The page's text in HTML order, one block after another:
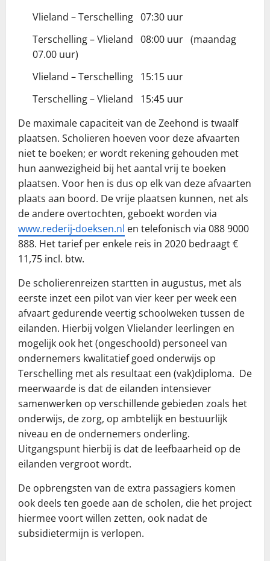
Vlieland – Terschelling 07:30 uur
Terschelling – Vlieland 08:00 uur (maandag
07.00 uur)
Vlieland – Terschelling 15:15 uur
Terschelling – Vlieland 15:45 uur
De maximale capaciteit van de Zeehond is twaalf
plaatsen. Scholieren hoeven voor deze afvaarten
niet te boeken; er wordt rekening gehouden met
hun aanwezigheid bij het aantal vrij te boeken
plaatsen. Voor hen is dus op elk van deze afvaarten
plaats aan boord. De vrije plaatsen kunnen, net als
de andere overtochten, geboekt worden via
www.rederij-doeksen.nl en telefonisch via 088 9000
888. Het tarief per enkele reis in 2020 bedraagt €
11,75 incl. btw.
De scholierenreizen startten in augustus, met als
eerste inzet een pilot van vier keer per week een
afvaart gedurende veertig schoolweken tussen de
eilanden. Hierbij volgen Vlielander leerlingen en
mogelijk ook het (ongeschoold) personeel van
ondernemers kwalitatief goed onderwijs op
Terschelling met als resultaat een (vak)diploma. De
meerwaarde is dat de eilanden intensiever
samenwerken op verschillende gebieden zoals het
onderwijs, de zorg, op ambtelijk en bestuurlijk
niveau en de ondernemers onderling.
Uitgangspunt hierbij is dat de leefbaarheid op de
eilanden vergroot wordt.
De opbrengsten van de extra passagiers komen
ook deels ten goede aan de scholen, die het project
hiermee voort willen zetten, ook nadat de
subsidietermijn is verlopen.